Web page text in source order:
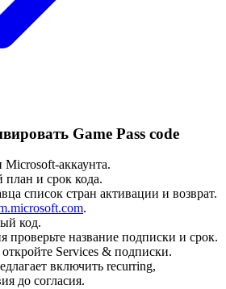
Game Pass code
Microsoft-аккаунта.
и срок кода.
список стран активации и возврат.
.
код.
проверьте название подписки и срок.
Services & подписки.
включить recurring,
до согласия.